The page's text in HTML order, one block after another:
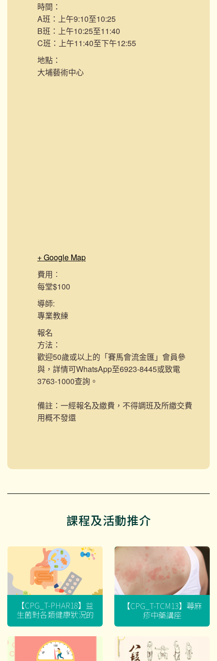
時間：
A班：上午9:10至10:25
B班：上午10:25至11:40
C班：上午11:40至下午12:55
地點：
大埔藝術中心
+ Google Map
費用︰
每堂$100
導師:
專業教練
報名
方法：
歡迎50歲或以上的「賽馬會流金匯」會員參
與，詳情可WhatsApp至6923-8445或致電
3763-1000查詢。
備註：一經報名及繳費，不得調班及所繳交費
用概不發還
課程及活動推介
【CPG_T-PHAR18】益
生菌對各類健康狀況的
迷思
【CPG_T-TCM13】蕁麻
疹中藥講座